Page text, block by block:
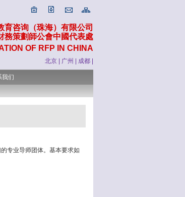
育咨询（珠海）有限公司
務策劃師公會中國代表處
OF RFP IN CHINA
北京 广州 成都
我们
专业导师团体。基本要求如